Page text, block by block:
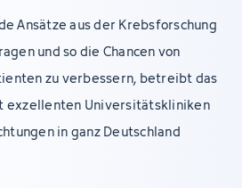
Ansätze aus der Krebsforschung
und so die Chancen von
zu verbessern, betreibt das
exzellenten Universitätskliniken
in ganz Deutschland